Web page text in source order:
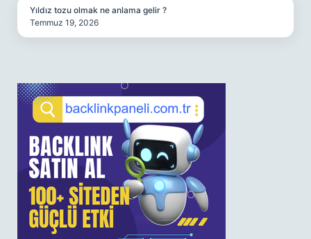
Yıldız tozu olmak ne anlama gelir ?
Temmuz 19, 2026